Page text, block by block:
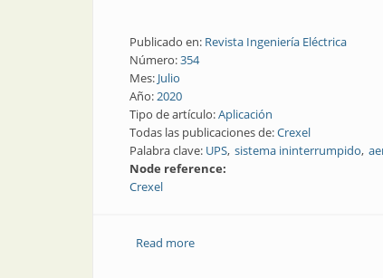
Publicado en: Revista Ingeniería Eléctrica
Número:354
Mes: Julio
Año:2020
Tipo de artículo:Aplicación
Todas las publicaciones de:Crexel
Palabra clave: UPS sistema ininterrumpido
Node reference:
Crexel
Read moreabout UPS para las luces de una